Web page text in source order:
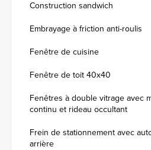
Construction sandwich
Embrayage à friction anti-roulis
Fenêtre de cuisine
Fenêtre de toit 40x40
Fenêtres à double vitrage avec
continu et rideau occultant
Frein de stationnement avec
arrière